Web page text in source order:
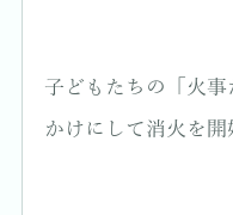
子どもたちの「火
かけにして消火を開